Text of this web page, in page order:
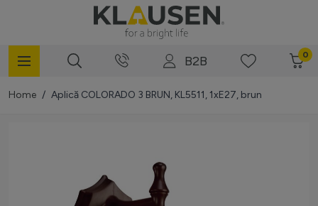
B2B 0
Home / Aplică COLORADO 3 BRUN, KL5511, 1xE27, brun